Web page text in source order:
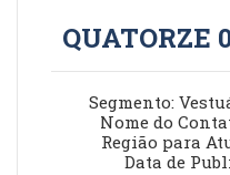
QUATORZE
Segmento:
Nome do
Região para
Data de